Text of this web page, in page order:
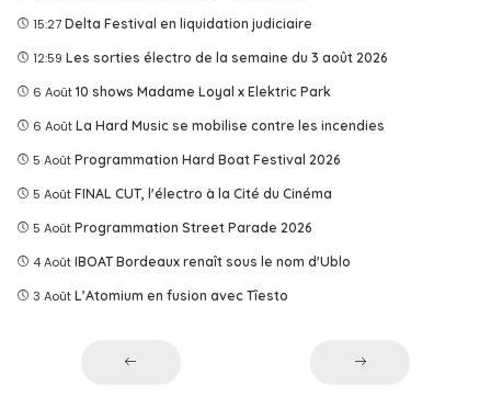
15:27 Delta Festival en liquidation judiciaire
12:59 Les sorties électro de la semaine du 3 août 2026
6 Août 10 shows Madame Loyal x Elektric Park
6 Août La Hard Music se mobilise contre les incendies
5 Août Programmation Hard Boat Festival 2026
5 Août FINAL CUT, l'électro à la Cité du Cinéma
5 Août Programmation Street Parade 2026
4 Août IBOAT Bordeaux renaît sous le nom d'Ublo
3 Août L’Atomium en fusion avec Tîesto